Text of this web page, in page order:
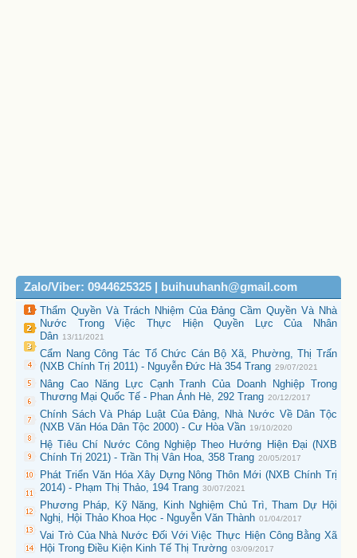
Zalo/Viber: 0944625325 | buihuuhanh@gmail.com
Thẩm Quyền Và Trách Nhiệm Của Đảng Cầm Quyền Và Nhà
Nước Trong Việc Thực Hiện Quyền Lực Của Nhân
Dân 13/11/2021
Cẩm Nang Công Tác Tổ Chức Cán Bộ Xã, Phường, Thị Trấn
(NXB Chính Trị 2011) - Nguyễn Đức Hà 354 Trang 29/07/2021
Nâng Cao Năng Lực Cạnh Tranh Của Doanh Nghiệp Trong
Thương Mại Quốc Tế - Phan Ánh Hè, 292 Trang 20/12/2017
Chính Sách Và Pháp Luật Của Đảng, Nhà Nước Về Dân Tộc
(NXB Văn Hóa Dân Tộc 2000) - Cư Hòa Vần 19/10/2020
Hệ Tiêu Chí Nước Công Nghiệp Theo Hướng Hiện Đại (NXB
Chính Trị 2021) - Trần Thị Vân Hoa, 358 Trang 20/05/2017
Phát Triển Văn Hóa Xây Dựng Nông Thôn Mới (NXB Chính Trị
2014) - Phạm Thị Thảo, 194 Trang 30/07/2021
Phương Pháp, Kỹ Năng, Kinh Nghiệm Chủ Trì, Tham Dự Hội
Nghị, Hội Thảo Khoa Học - Nguyễn Văn Thành 01/04/2017
Vai Trò Của Nhà Nước Đối Với Việc Thực Hiện Công Bằng Xã
Hội Trong Điều Kiện Kinh Tế Thị Trường 03/09/2017